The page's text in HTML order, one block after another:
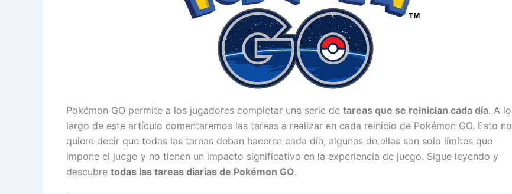
Pokémon GO permite a los jugadores completar una serie de tareas que se reinician cada día. A lo
largo de este artículo comentaremos las tareas a realizar en cada reinicio de Pokémon GO. Esto no
quiere decir que todas las tareas deban hacerse cada día, algunas de ellas son solo límites que
impone el juego y no tienen un impacto significativo en la experiencia de juego. Sigue leyendo y
descubre todas las tareas diarias de Pokémon GO.